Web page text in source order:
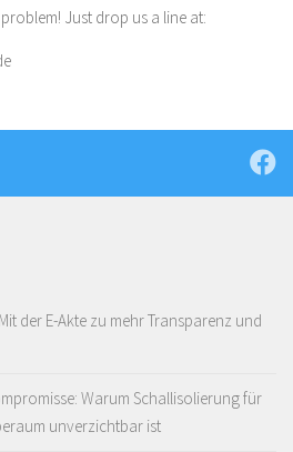
Just drop us a line at:
der E-Akte zu mehr Transparenz und
Warum Schallisolierung für
unverzichtbar ist